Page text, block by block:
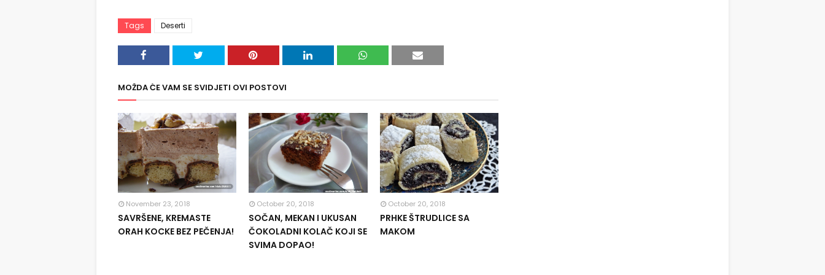
Tags Deserti
MOŽDA ĆE VAM SE SVIDJETI OVI POSTOVI
November 23, 2018
SAVRŠENE, KREMASTE
ORAH KOCKE BEZ PEČENJA!
October 20, 2018
SOČAN, MEKAN I UKUSAN
ČOKOLADNI KOLAČ KOJI SE
SVIMA DOPAO!
October 20, 2018
PRHKE ŠTRUDLICE SA
MAKOM